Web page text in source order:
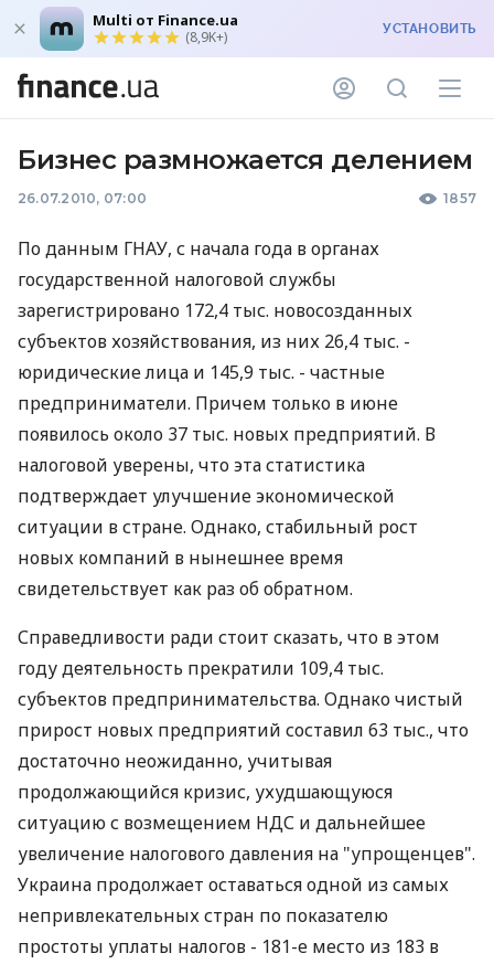
Multi от Finance.ua
(8,9K+) УСТАНОВИТЬ
Бизнес размножается делением
26.07.2010, 07:00 1857
По данным ГНАУ, с начала года в органах
государственной налоговой службы
зарегистрировано 172,4 тыс. новосозданных
субъектов хозяйствования, из них 26,4 тыс. -
юридические лица и 145,9 тыс. - частные
предприниматели. Причем только в июне
появилось около 37 тыс. новых предприятий. В
налоговой уверены, что эта статистика
подтверждает улучшение экономической
ситуации в стране. Однако, стабильный рост
новых компаний в нынешнее время
свидетельствует как раз об обратном.
Справедливости ради стоит сказать, что в этом
году деятельность прекратили 109,4 тыс.
субъектов предпринимательства. Однако чистый
прирост новых предприятий составил 63 тыс., что
достаточно неожиданно, учитывая
продолжающийся кризис, ухудшающуюся
ситуацию с возмещением НДС и дальнейшее
увеличение налогового давления на "упрощенцев".
Украина продолжает оставаться одной из самых
непривлекательных стран по показателю
простоты уплаты налогов - 181-е место из 183 в